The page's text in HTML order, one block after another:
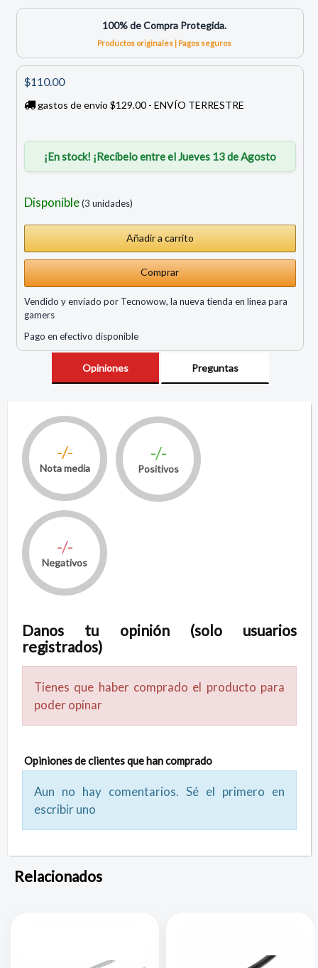
100% de Compra Protegida.
Productos originales | Pagos seguros
$110.00
gastos de envío $129.00 - ENVÍO TERRESTRE
¡En stock! ¡Recíbelo entre el Jueves 13 de Agosto
Disponible(3 unidades)
Comprar
Vendido y enviado por Tecnowow, la nueva tienda en linea para
gamers
Pago en efectivo disponible
Opiniones Preguntas
-/-
Nota media
-/-
Positivos
-/-
Negativos
Danos tu opinión (solo usuarios
registrados)
Tienes que haber comprado el producto para
poder opinar
Opiniones de clientes que han comprado
Aun no hay comentarios. Sé el primero en
escribir uno
Relacionados